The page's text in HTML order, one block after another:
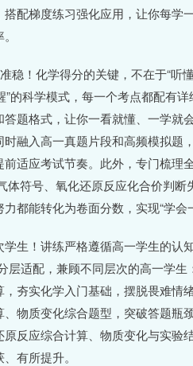
配梯度练习强化应用，让你每学
！化学得分的关键，不在于“听
的科学模式，每一个考点都配有
题格式，让你一看就懂、一学就
融入高一真题片段和高频模拟题
适应考试节奏。此外，专门梳理
符号、氧化还原反应化合价判
都能转化为卷面分数，实现“学会
生！讲练严格遵循高一学生的
层适配，兼顾不同层次的高一学
夯实化学入门基础，摆脱畏难情
物质变化综合题型，突破答题瓶
反应综合计算、物质变化与实验
有所提升。